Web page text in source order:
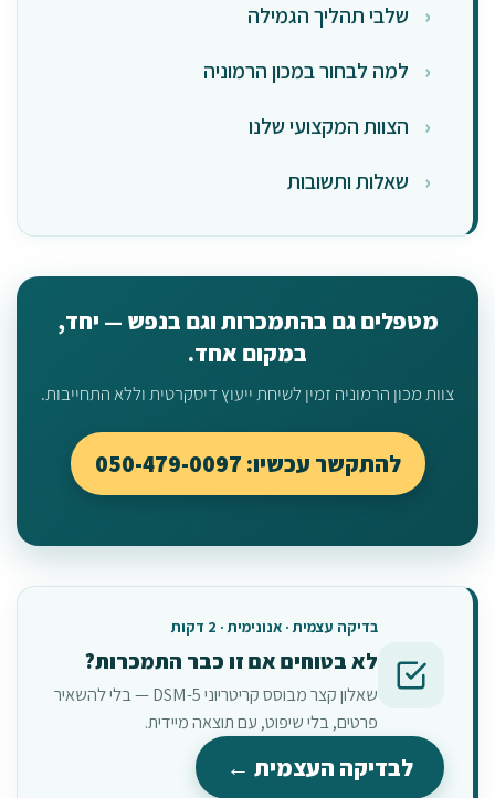
שלבי תהליך הגמילה
למה לבחור במכון הרמוניה
הצוות המקצועי שלנו
שאלות ותשובות
מטפלים גם בהתמכרות וגם בנפש — יחד,
במקום אחד.
צוות מכון הרמוניה זמין לשיחת ייעוץ דיסקרטית וללא התחייבות.
להתקשר עכשיו: 050-479-0097
בדיקה עצמית · אנונימית · 2 דקות
לא בטוחים אם זו כבר התמכרות?
שאלון קצר מבוסס קריטריוני DSM-5 — בלי להשאיר
פרטים, בלי שיפוט, עם תוצאה מיידית.
לבדיקה העצמית ←